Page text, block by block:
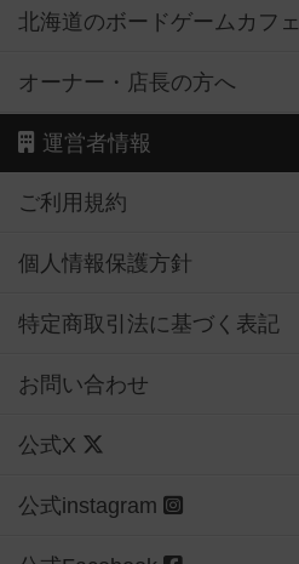
北海道のボードゲームカフェ
オーナー・店長の方へ
運営者情報
ご利用規約
個人情報保護方針
特定商取引法に基づく表記
お問い合わせ
公式X
公式instagram